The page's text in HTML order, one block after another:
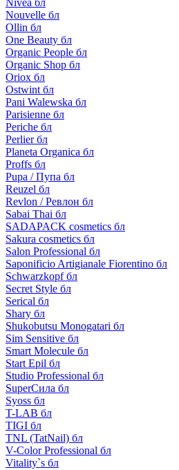
Nivea бл
Nouvelle бл
Ollin бл
One Beauty бл
Organic People бл
Organic Shop бл
Oriox бл
Ostwint бл
Pani Walewska бл
Parisienne бл
Periche бл
Perlier бл
Planeta Organica бл
Proffs бл
Pupa / Пупа бл
Reuzel бл
Revlon / Ревлон бл
Sabai Thai бл
SADAPACK cosmetics бл
Sakura cosmetics бл
Salon Professional бл
Saponificio Artigianale Fiorentino бл
Schwarzkopf бл
Secret Style бл
Serical бл
Shary бл
Shukobutsu Monogatari бл
Sim Sensitive бл
Smart Molecule бл
Start Epil бл
Studio Professional бл
SuperСила бл
Syoss бл
T-LAB бл
TIGI бл
TNL (TatNail) бл
V-Color Professional бл
Vitality`s бл